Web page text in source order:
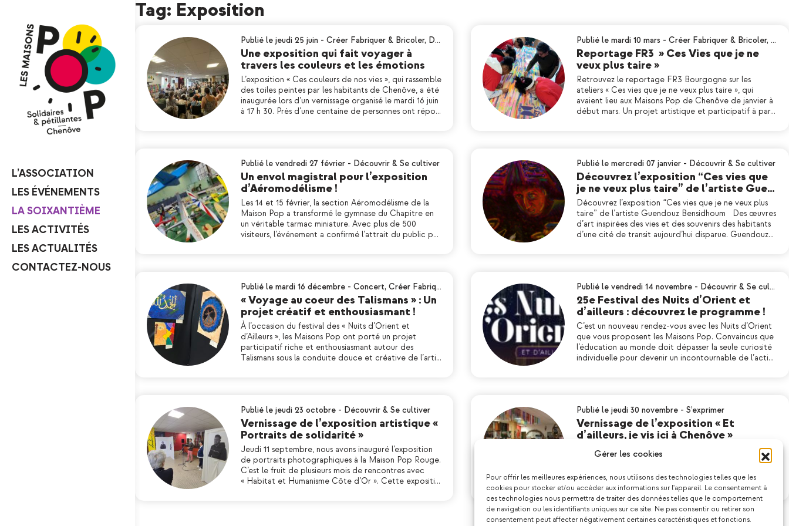
Gérer les cookies
Pour offrir les meilleures expériences, nous utilisons des technologies telles que les
cookies pour stocker et/ou accéder aux informations sur l'appareil. Le consentement à
ces technologies nous permettra de traiter des données telles que le comportement
de navigation ou les identifiants uniques sur ce site. Ne pas consentir ou retirer son
consentement peut affecter négativement certaines caractéristiques et fonctions.
L’ASSOCIATION
LES ÉVÉNEMENTS
LA SOIXANTIÈME
LES ACTIVITÉS
LES ACTUALITÉS
CONTACTEZ-NOUS
Tag: Exposition
Publié le jeudi 25 juin - Créer Fabriquer & Bricoler, D…
Une exposition qui fait voyager à
travers les couleurs et les émotions
L’exposition « Ces couleurs de nos vies », qui rassemble
des toiles peintes par les habitants de Chenôve, a été
inaugurée lors d’un vernissage organisé le mardi 16 juin
à 17 h 30. Près d’une centaine de personnes ont répo…
Publié le mardi 10 mars - Créer Fabriquer & Bricoler, …
Reportage FR3 » Ces Vies que je ne
veux plus taire »
Retrouvez le reportage FR3 Bourgogne sur les
ateliers « Ces vies que je ne veux plus taire », qui
avaient lieu aux Maisons Pop de Chenôve de janvier à
début mars. Un projet artistique et participatif à par…
Publié le vendredi 27 février - Découvrir & Se cultiver
Un envol magistral pour l’exposition
d’Aéromodélisme !
Les 14 et 15 février, la section Aéromodélisme de la
Maison Pop a transformé le gymnase du Chapitre en
un véritable tarmac miniature. Avec plus de 500
visiteurs, l’événement a confirmé l’attrait du public p…
Publié le mercredi 07 janvier - Découvrir & Se cultiver
Découvrez l’exposition “Ces vies que
je ne veux plus taire” de l’artiste Gue…
Découvrez l’exposition “Ces vies que je ne veux plus
taire” de l’artiste Guendouz Bensidhoum Des œuvres
d’art inspirées des vies et des souvenirs des habitants
d’une cité de transit aujourd’hui disparue. Guendouz…
Publié le mardi 16 décembre - Concert, Créer Fabriq…
« Voyage au coeur des Talismans » : Un
projet créatif et enthousiasmant !
À l’occasion du festival des « Nuits d’Orient et
d’Ailleurs », les Maisons Pop ont porté un projet
participatif riche et enthousiasmant autour des
Talismans sous la conduite douce et créative de l’arti…
Publié le vendredi 14 novembre - Découvrir & Se cul…
25e Festival des Nuits d’Orient et
d’ailleurs : découvrez le programme !
C’est un nouveau rendez-vous avec les Nuits d’Orient
que vous proposent les Maisons Pop. Convaincus que
l’éducation au monde doit dépasser la seule curiosité
individuelle pour devenir un incontournable de l’acti…
Publié le jeudi 23 octobre - Découvrir & Se cultiver
Vernissage de l’exposition artistique «
Portraits de solidarité »
Jeudi 11 septembre, nous avons inauguré l’exposition
de portraits photographiques à la Maison Pop Rouge.
C’est le fruit de plusieurs mois de rencontres avec
« Habitat et Humanisme Côte d’Or ». Cette expositi…
Publié le jeudi 30 novembre - S’exprimer
Vernissage de l’exposition « Et
d’ailleurs, je vis ici à Chenôve »
Dimanche 26 novembre, l’association Les Maisons Pop
a organisé un après-midi festif et convivial autour du
Chenôve. » Cette exposition, réalisée avec les habita…